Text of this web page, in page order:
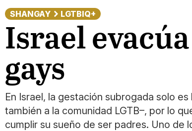
SHANGAY LGTBIQ+
Israel
gays
En Israel, la gestación subrogada solo
también a la comunidad LGTB–, por lo
cumplir su sueño de ser padres. Uno de